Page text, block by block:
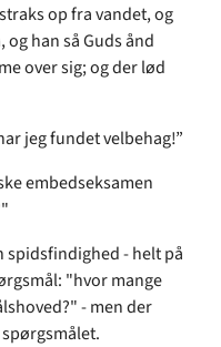
op fra vandet, og
han så Guds ånd
over sig; og der lød
jeg fundet velbehag!”
embedseksamen
spidsfindighed - helt på
"hvor mange
- men der